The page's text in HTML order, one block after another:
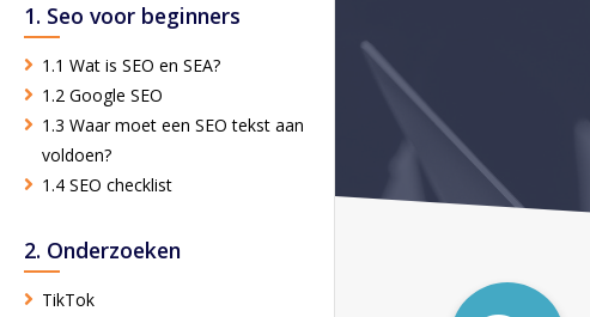
1. Seo voor beginners
1.1 Wat is SEO en SEA?
1.2 Google SEO
1.3 Waar moet een SEO tekst aan
voldoen?
1.4 SEO checklist
2. Onderzoeken
TikTok